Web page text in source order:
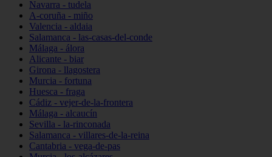
Navarra - tudela
A-coruña - miño
Valencia - aldaia
Salamanca - las-casas-del-conde
Málaga - álora
Alicante - biar
Girona - llagostera
Murcia - fortuna
Huesca - fraga
Cádiz - vejer-de-la-frontera
Málaga - alcaucín
Sevilla - la-rinconada
Salamanca - villares-de-la-reina
Cantabria - vega-de-pas